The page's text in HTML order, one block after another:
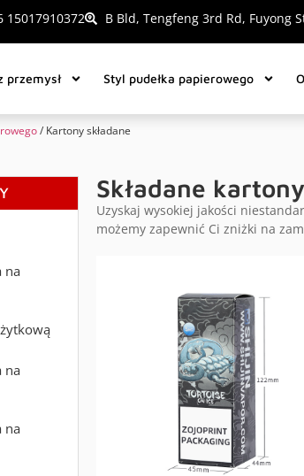
15017910372 B Bld, Tengfeng 3rd Rd, Fuyong
przemysł Styl pudełka papierowego
/ Kartony składane
na
na
na
Składane kartony
Uzyskaj wysokiej jakości
możemy zapewnić Ci zniżki na